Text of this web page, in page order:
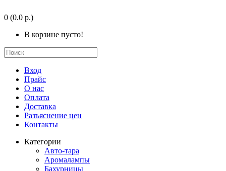
0 (0.0 р.)
В корзине пусто!
Вход
Прайс
О нас
Оплата
Доставка
Разъяснение цен
Контакты
Категории
Авто-тара
Аромалампы
Бахурницы